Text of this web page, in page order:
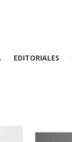
EDITORIALES